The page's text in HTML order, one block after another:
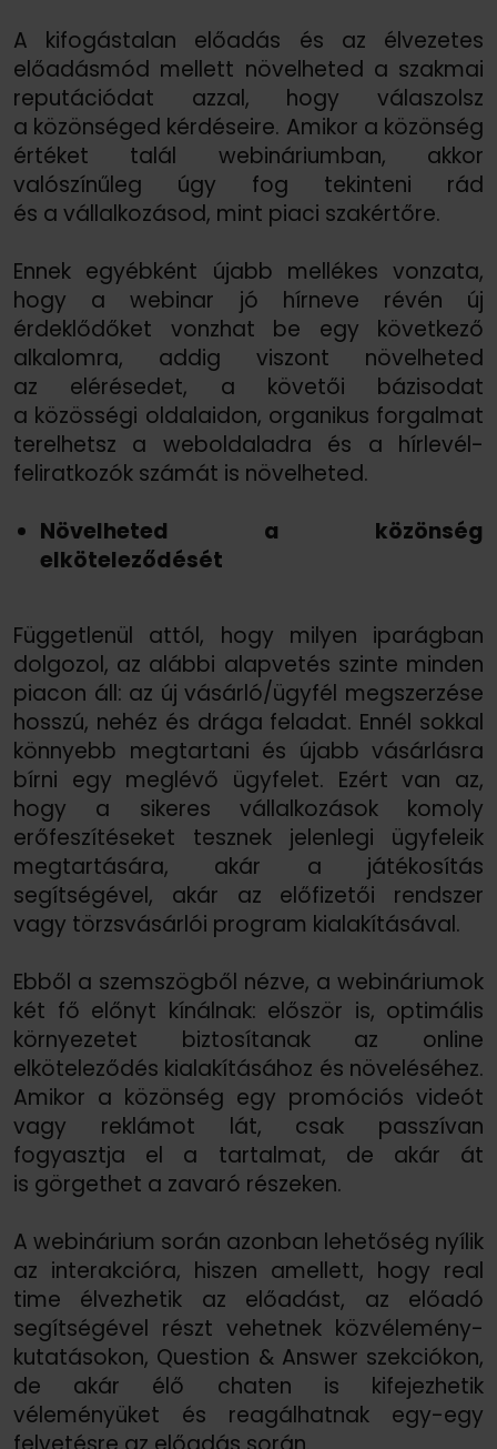
A kifogástalan előadás és az élvezetes
előadásmód mellett növelheted a szakmai
reputációdat azzal, hogy válaszolsz
a közönséged kérdéseire. Amikor a közönség
értéket talál webináriumban, akkor
valószínűleg úgy fog tekinteni rád
és a vállalkozásod, mint piaci szakértőre.
Ennek egyébként újabb mellékes vonzata,
hogy a webinar jó hírneve révén új
érdeklődőket vonzhat be egy következő
alkalomra, addig viszont növelheted
az elérésedet, a követői bázisodat
a közösségi oldalaidon, organikus forgalmat
terelhetsz a weboldaladra és a hírlevél-
feliratkozók számát is növelheted.
Növelheted a közönség
elköteleződését
Függetlenül attól, hogy milyen iparágban
dolgozol, az alábbi alapvetés szinte minden
piacon áll: az új vásárló/ügyfél megszerzése
hosszú, nehéz és drága feladat. Ennél sokkal
könnyebb megtartani és újabb vásárlásra
bírni egy meglévő ügyfelet. Ezért van az,
hogy a sikeres vállalkozások komoly
erőfeszítéseket tesznek jelenlegi ügyfeleik
megtartására, akár a játékosítás
segítségével, akár az előfizetői rendszer
vagy törzsvásárlói program kialakításával.
Ebből a szemszögből nézve, a webináriumok
két fő előnyt kínálnak: először is, optimális
környezetet biztosítanak az online
elköteleződés kialakításához és növeléséhez.
Amikor a közönség egy promóciós videót
vagy reklámot lát, csak passzívan
fogyasztja el a tartalmat, de akár át
is görgethet a zavaró részeken.
A webinárium során azonban lehetőség nyílik
az interakcióra, hiszen amellett, hogy real
time élvezhetik az előadást, az előadó
segítségével részt vehetnek közvélemény-
kutatásokon, Question &Answer szekciókon,
de akár élő chaten is kifejezhetik
véleményüket és reagálhatnak egy-egy